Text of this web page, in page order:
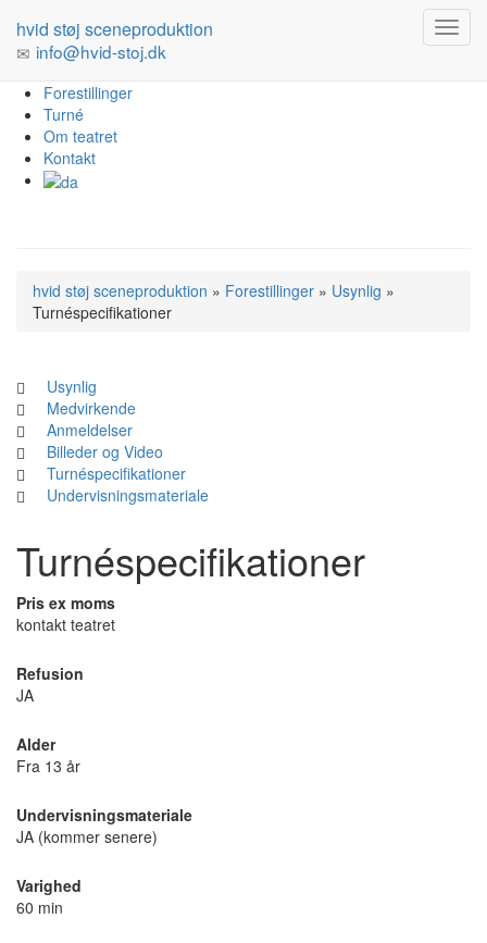
Forestillinger
Turné
Om teatret
Kontakt
hvid støj sceneproduktion
info@hvid-stoj.dk
hvid støj sceneproduktion » Forestillinger » Usynlig »
Turnéspecifikationer
Usynlig
Medvirkende
Anmeldelser
Billeder og Video
Turnéspecifikationer
Undervisningsmateriale
Turnéspecifikationer
Pris ex moms
kontakt teatret
Refusion
JA
Alder
Fra 13 år
Undervisningsmateriale
JA (kommer senere)
Varighed
60 min